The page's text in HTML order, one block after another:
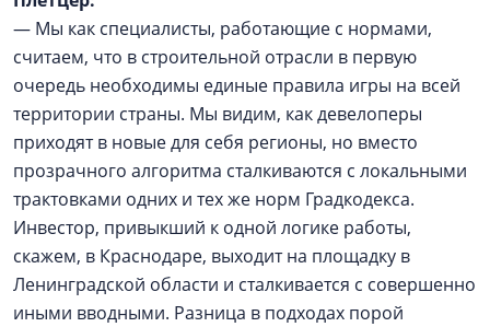
— Мы как специалисты, работающие с нормами,
считаем, что в строительной отрасли в первую
очередь необходимы единые правила игры на всей
территории страны. Мы видим, как девелоперы
приходят в новые для себя регионы, но вместо
прозрачного алгоритма сталкиваются с локальными
трактовками одних и тех же норм Градкодекса.
Инвестор, привыкший к одной логике работы,
скажем, в Краснодаре, выходит на площадку в
Ленинградской области и сталкивается с совершенно
иными вводными. Разница в подходах порой